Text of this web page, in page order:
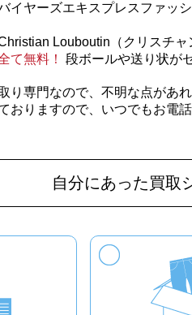
イヤーズエキスプレスファッ
Louboutin（クリスチ
て無料！ 段ボールや送り状が
り専門なので、不明な点があ
おりますので、いつでもお電
自分にあった買取